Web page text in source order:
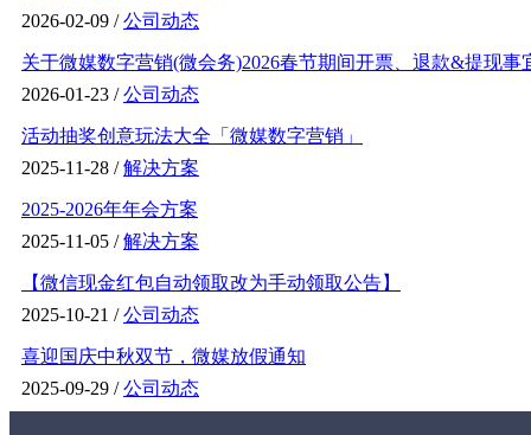
2026-02-09 /公司动态
关于微媒数字营销(微会务)2026春节期间开票、退款&提现事
2026-01-23 /公司动态
活动抽奖创意玩法大全「微媒数字营销」
2025-11-28 /解决方案
2025-2026年年会方案
2025-11-05 /解决方案
【微信现金红包自动领取改为手动领取公告】
2025-10-21 /公司动态
喜迎国庆中秋双节，微媒放假通知
2025-09-29 /公司动态